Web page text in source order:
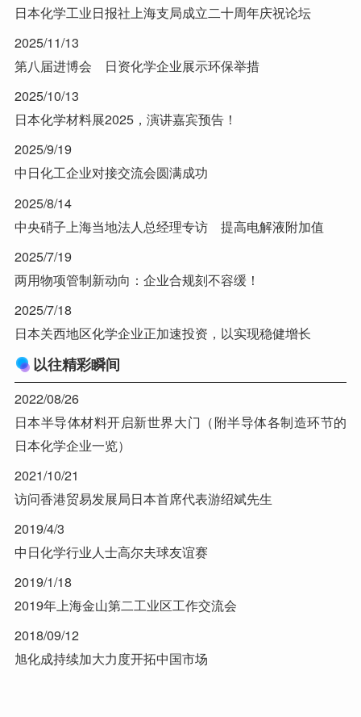
日本化学工业日报社上海支局成立二十周年庆祝论坛
2025/11/13
第八届进博会 日资化学企业展示环保举措
2025/10/13
日本化学材料展2025，演讲嘉宾预告！
2025/9/19
中日化工企业对接交流会圆满成功
2025/8/14
中央硝子上海当地法人总经理专访 提高电解液附加值
2025/7/19
两用物项管制新动向：企业合规刻不容缓！
2025/7/18
日本关西地区化学企业正加速投资，以实现稳健增长
以往精彩瞬间
2022/08/26
日本半导体材料开启新世界大门（附半导体各制造环节的
日本化学企业一览）
2021/10/21
访问香港贸易发展局日本首席代表游绍斌先生
2019/4/3
中日化学行业人士高尔夫球友谊赛
2019/1/18
2019年上海金山第二工业区工作交流会
2018/09/12
旭化成持续加大力度开拓中国市场